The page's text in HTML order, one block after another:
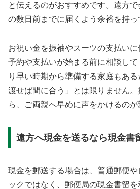
と伝えるのがおすすめです。遠方
の数日前までに届くよう余裕を持っ
お祝い金を振袖やスーツの支払いに
予約や支払いが始まる前に相談し
り早い時期から準備する家庭もあ
渡せば間に合う」とは限りません
ら、ご両親へ早めに声をかけるのが
遠方へ現金を送るなら現金書
現金を郵送する場合は、普通郵便
ックではなく、郵便局の現金書留